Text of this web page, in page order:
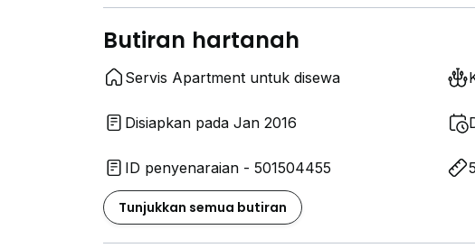
Butiran hartanah
Servis Apartment untuk disewa
Disiapkan pada Jan 2016
ID penyenaraian - 501504455
Tunjukkan semua butiran